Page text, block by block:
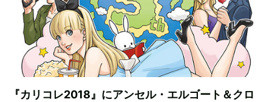
『カリコレ2018』にアンセル・エルゴート＆クロ